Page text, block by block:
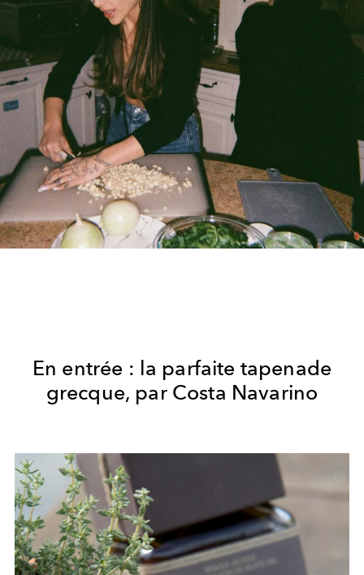
En entrée : la parfaite tapenade
grecque, par Costa Navarino